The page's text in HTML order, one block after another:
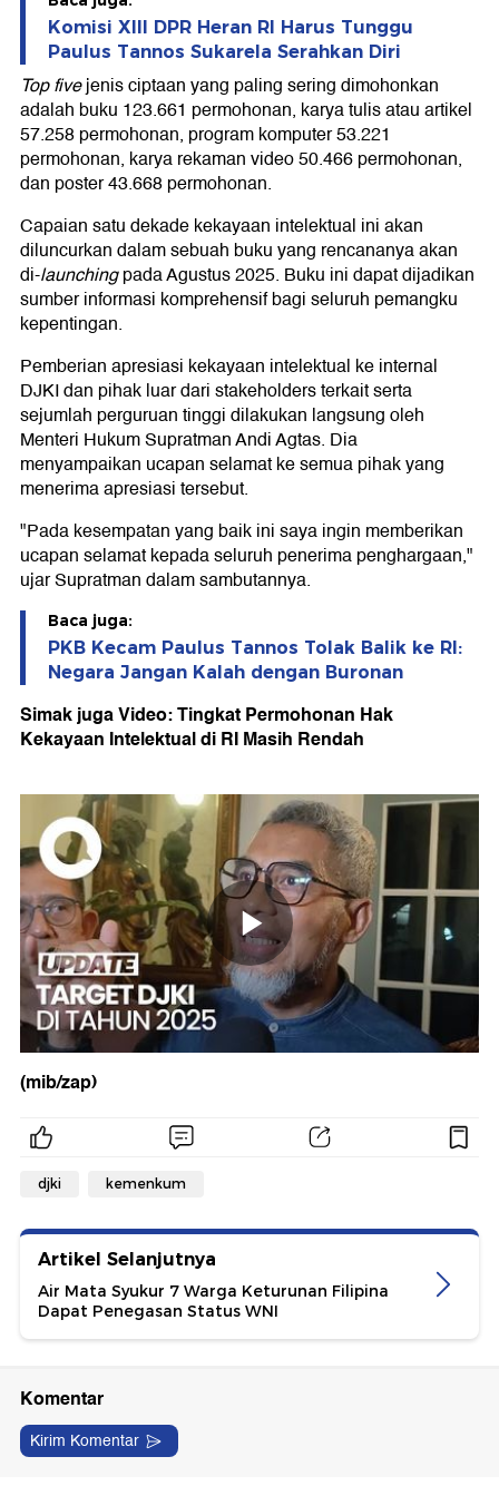
Komisi XIII DPR Heran RI Harus Tunggu
Paulus Tannos Sukarela Serahkan Diri
Top fivejenis ciptaan yang paling sering dimohonkan
adalah buku 123.661 permohonan, karya tulis atau artikel
57.258 permohonan, program komputer 53.221
permohonan, karya rekaman video 50.466 permohonan,
dan poster 43.668 permohonan.
Capaian satu dekade kekayaan intelektual ini akan
diluncurkan dalam sebuah buku yang rencananya akan
di-launchingpada Agustus 2025. Buku ini dapat dijadikan
sumber informasi komprehensif bagi seluruh pemangku
kepentingan.
Pemberian apresiasi kekayaan intelektual ke internal
DJKI dan pihak luar dari stakeholders terkait serta
sejumlah perguruan tinggi dilakukan langsung oleh
Menteri Hukum Supratman Andi Agtas. Dia
menyampaikan ucapan selamat ke semua pihak yang
menerima apresiasi tersebut.
"Pada kesempatan yang baik ini saya ingin memberikan
ucapan selamat kepada seluruh penerima penghargaan,"
ujar Supratman dalam sambutannya.
Baca juga:
PKB Kecam Paulus Tannos Tolak Balik ke RI:
Negara Jangan Kalah dengan Buronan
Simak juga Video: Tingkat Permohonan Hak
Kekayaan Intelektual di RI Masih Rendah
(mib/zap)
djki kemenkum
Artikel Selanjutnya
Air Mata Syukur 7 Warga Keturunan Filipina
Dapat Penegasan Status WNI